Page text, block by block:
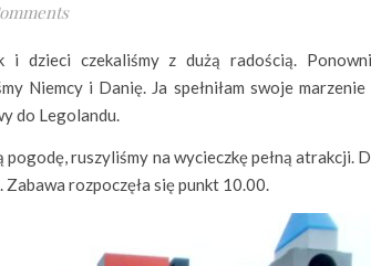
dzieci czekaliśmy z dużą radością.
Niemcy i Danię. Ja spełniłam swoje marzenie
do Legolandu.
ruszyliśmy na wycieczkę pełną atrakcji.
rozpoczęła się punkt 10.00.